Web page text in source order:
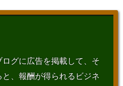
グに広告を掲載して、そ
、報酬が得られるビジネ